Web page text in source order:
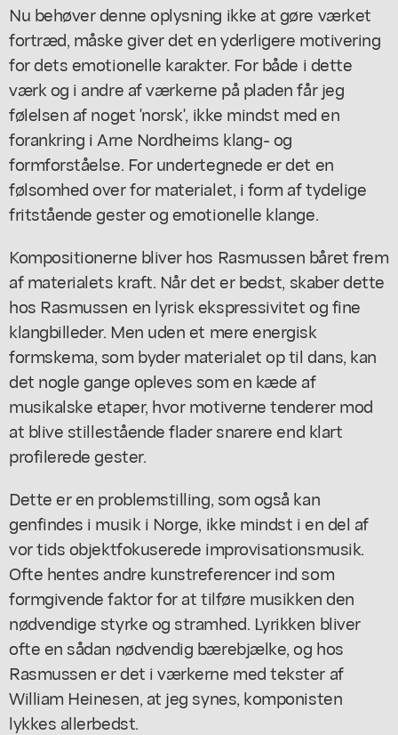
Nu behøver denne oplysning ikke at gøre værket
fortræd, måske giver det en yderligere motivering
for dets emotionelle karakter. For både i dette
værk og i andre af værkerne på pladen får jeg
følelsen af noget 'norsk', ikke mindst med en
forankring i Arne Nordheims klang- og
formforståelse. For undertegnede er det en
følsomhed over for materialet, i form af tydelige
fritstående gester og emotionelle klange.
Kompositionerne bliver hos Rasmussen båret frem
af materialets kraft. Når det er bedst, skaber dette
hos Rasmussen en lyrisk ekspressivitet og fine
klangbilleder. Men uden et mere energisk
formskema, som byder materialet op til dans, kan
det nogle gange opleves som en kæde af
musikalske etaper, hvor motiverne tenderer mod
at blive stillestående flader snarere end klart
profilerede gester.
Dette er en problemstilling, som også kan
genfindes i musik i Norge, ikke mindst i en del af
vor tids objektfokuserede improvisationsmusik.
Ofte hentes andre kunstreferencer ind som
formgivende faktor for at tilføre musikken den
nødvendige styrke og stramhed. Lyrikken bliver
ofte en sådan nødvendig bærebjælke, og hos
Rasmussen er det i værkerne med tekster af
William Heinesen, at jeg synes, komponisten
lykkes allerbedst.